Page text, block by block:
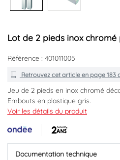
Lot de 2 pieds inox
Référence : 401011005
Retrouvez cet article en page 183
Jeu de 2 pieds en inox chromé
Embouts en plastique gris.
Dimensions : 30x2x2cm.
Marque : ONDEE
Code EAN : 3540730056696
Voir les détails du produit
Documentation technique